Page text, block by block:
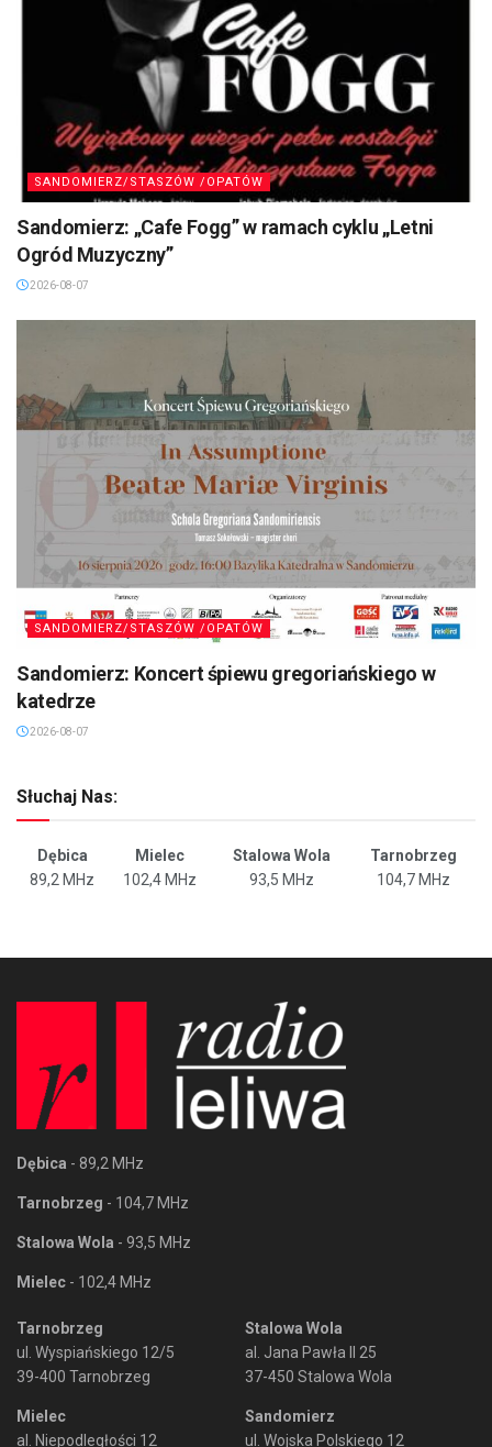
SANDOMIERZ/STASZÓW /OPATÓW
Sandomierz: „Cafe Fogg” w ramach cyklu „Letni
Ogród Muzyczny”
2026-08-07
SANDOMIERZ/STASZÓW /OPATÓW
Sandomierz: Koncert śpiewu gregoriańskiego w
katedrze
2026-08-07
Słuchaj Nas:
Dębica Mielec Stalowa Wola
Tarnobrzeg
89,2 MHz
102,4 MHz 93,5 MHz 104,7 MHz
Dębica - 89,2 MHz
Tarnobrzeg - 104,7 MHz
Stalowa Wola - 93,5 MHz
Mielec - 102,4 MHz
Tarnobrzeg
ul. Wyspiańskiego 12/5
39-400 Tarnobrzeg
Mielec
al. Niepodległości 12
Stalowa Wola
al. Jana Pawła II 25
37-450 Stalowa Wola
Sandomierz
ul. Wojska Polskiego 12